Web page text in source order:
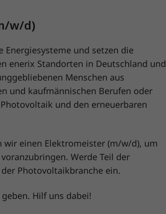
w/d)
und setzen die
enerix Standorten in Deutschland und
Menschen aus
und kaufmännischen Berufen oder
und den erneuerbaren
einen Elektromeister (m/w/d), um
Werde Teil der
Photovoltaikbranche ein.
Hilf uns dabei!